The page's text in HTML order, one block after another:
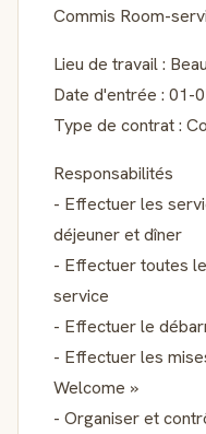
Commis Room-
Lieu de travail :
Date d'entrée : 01-
Type de contrat :
Responsabilités
- Effectuer les
déjeuner et dîner
- Effectuer toutes
service
- Effectuer le
- Effectuer les
Welcome »
- Organiser et